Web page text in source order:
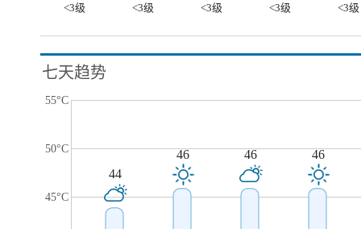
<3级
<3级 <3级 <3级 <3级
七天趋势
55°C
50°C
45°C
44
46 46 46